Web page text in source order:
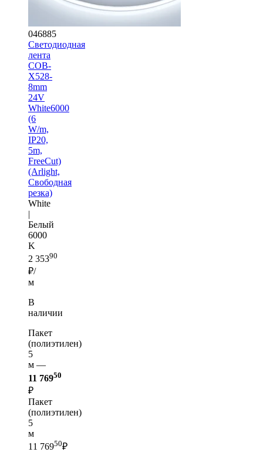
046885
Светодиодная
лента
COB-
X528-
8mm
24V
White6000
(6
W/m,
IP20,
5m,
FreeCut)
(Arlight,
Свободная
резка)
White
|
Белый
6000
K
2 35390
₽/
м
В
наличии
Пакет
(полиэтилен)
5
м —
11 76950
₽
Пакет
(полиэтилен)
5
м
11 76950₽